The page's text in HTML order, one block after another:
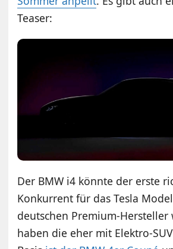
Teaser:
Der BMW i4 könnte der erste
Konkurrent für das Tesla
deutschen Premium-Hersteller
haben die eher mit Elektro-